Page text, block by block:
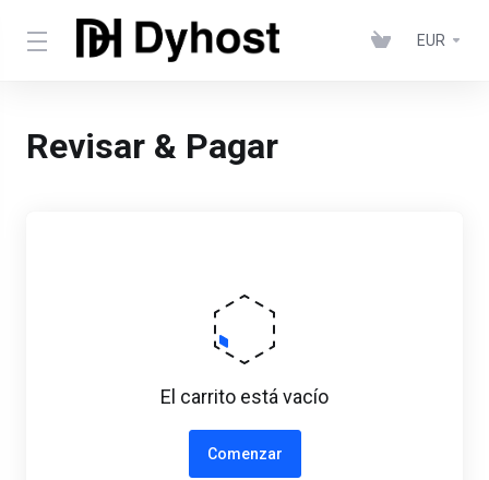
EUR
Revisar & Pagar
El carrito está vacío
Comenzar